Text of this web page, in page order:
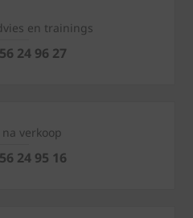
en trainings
24 96 27
verkoop
24 95 16